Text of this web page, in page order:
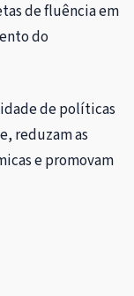
de fluência em
do
de políticas
reduzam as
e promovam